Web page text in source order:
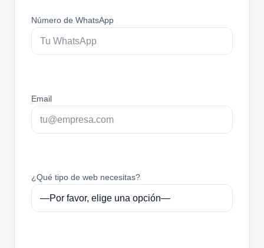
Número de WhatsApp
Email
¿Qué tipo de web necesitas?